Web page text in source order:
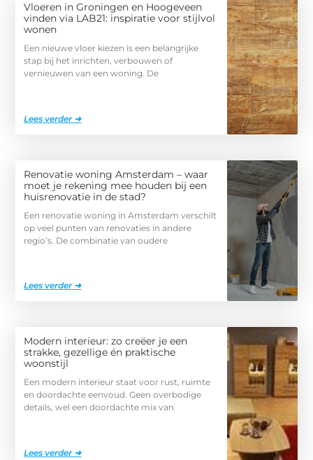
Vloeren in Groningen en Hoogeveen
vinden via LAB21: inspiratie voor stijlvol
wonen
Een nieuwe vloer kiezen is een belangrijke
stap bij het inrichten, verbouwen of
vernieuwen van een woning. De
Lees verder ➜
Renovatie woning Amsterdam – waar
moet je rekening mee houden bij een
huisrenovatie in de stad?
Een renovatie woning in Amsterdam verschilt
op veel punten van renovaties in andere
regio’s. De combinatie van oudere
Lees verder ➜
Modern interieur: zo creëer je een
strakke, gezellige én praktische
woonstijl
Een modern interieur staat voor rust, ruimte
en doordachte eenvoud. Geen overbodige
details, wel een doordachte mix van
Lees verder ➜